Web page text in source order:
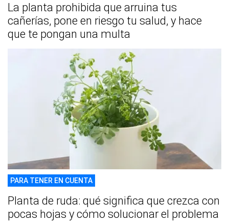
La planta prohibida que arruina tus
cañerías, pone en riesgo tu salud, y hace
que te pongan una multa
PARA TENER EN CUENTA
Planta de ruda: qué significa que crezca con
pocas hojas y cómo solucionar el problema